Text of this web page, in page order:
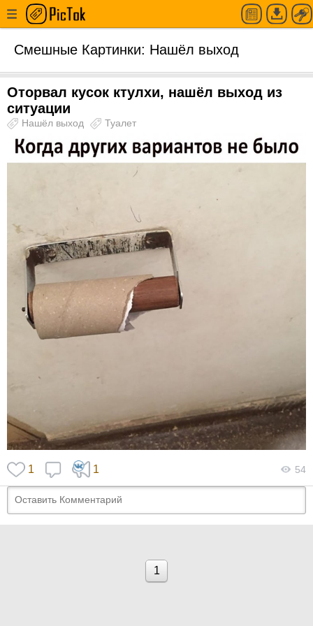
Смешные Картинки: Нашёл выход
Оторвал кусок ктулхи, нашёл выход из
ситуации
Нашёл выход Туалет
1 1 54
1